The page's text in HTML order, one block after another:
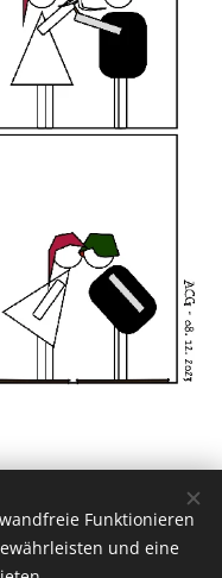
Funktionieren
und eine